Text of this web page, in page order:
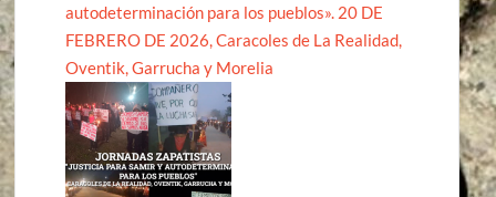
autodeterminación para los pueblos». 20 DE
FEBRERO DE 2026, Caracoles de La Realidad,
Oventik, Garrucha y Morelia